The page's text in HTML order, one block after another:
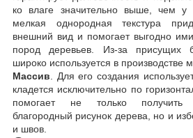
ко влаге значительно выше, чем у
мелкая однородная текстура
внешний вид и помогает выгодно
пород деревьев. Из-за присущих
широко используется в производстве
Массив . Для его создания
кладется исключительно по
помогает не только
благородный рисунок дерева, но и
и швов.